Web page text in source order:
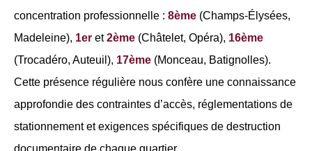
concentration professionnelle : 8ème (Champs-Élysées,
Madeleine), 1er et2ème (Châtelet, Opéra), 16ème
(Trocadéro, Auteuil), 17ème (Monceau, Batignolles).
Cette présence régulière nous confère une connaissance
approfondie des contraintes d’accès, réglementations de
stationnement et exigences spécifiques de destruction
documentaire de chaque quartier.